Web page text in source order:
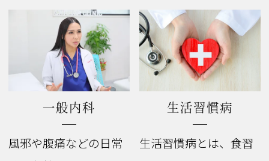
一般内科
風邪や腹痛などの日常
生活習慣病
生活習慣病とは、食習